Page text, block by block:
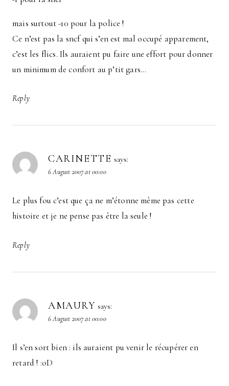
mais surtout -10 pour la police !
Ce n’est pas la sncf qui s’en est mal occupé apparement,
c’est les flics. Ils auraient pu faire une effort pour donner
un minimum de confort au p’tit gars…
Reply
CARINETTE says:
6 August 2007 at 00:00
Le plus fou c’est que ça ne m’étonne même pas cette
histoire et je ne pense pas être la seule !
Reply
AMAURY says:
6 August 2007 at 00:00
Il s’en sort bien : ils auraient pu venir le récupérer en
retard ! :oD